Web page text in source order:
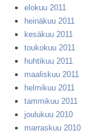
elokuu 2011
heinäkuu 2011
kesäkuu 2011
toukokuu 2011
huhtikuu 2011
maaliskuu 2011
helmikuu 2011
tammikuu 2011
joulukuu 2010
marraskuu 2010